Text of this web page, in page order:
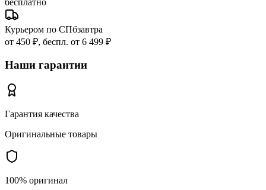
Курьером по СПбзавтра
от 450 ₽, беспл. от 6 499 ₽
Наши гарантии
Гарантия качества
Оригинальные товары
100% оригинал